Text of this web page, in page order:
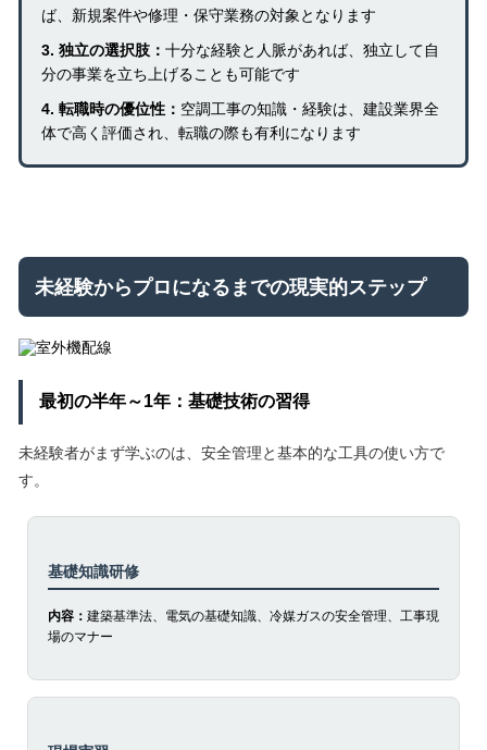
ば、新規案件や修理・保守業務の対象となります
3. 独立の選択肢： 十分な経験と人脈があれば、独立して自
分の事業を立ち上げることも可能です
4. 転職時の優位性： 空調工事の知識・経験は、建設業界全
体で高く評価され、転職の際も有利になります
未経験からプロになるまでの現実的ステップ
最初の半年～1年：基礎技術の習得
未経験者がまず学ぶのは、安全管理と基本的な工具の使い方で
す。
基礎知識研修
内容： 建築基準法、電気の基礎知識、冷媒ガスの安全管理、工事現
場のマナー